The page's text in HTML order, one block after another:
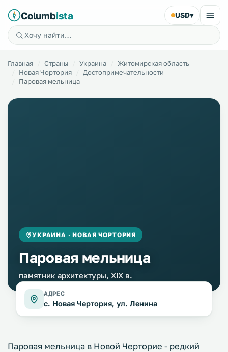
Columbista USD▾
Главная Страны Украина
Житомирская область
Новая Чортория
Достопримечательности
Паровая мельница
УКРАИНА · НОВАЯ ЧОРТОРИЯ
Паровая мельница
памятник архитектуры, XIX в.
АДРЕС
с. Новая Чертория, ул. Ленина
Паровая мельница в Новой Черторие - редкий